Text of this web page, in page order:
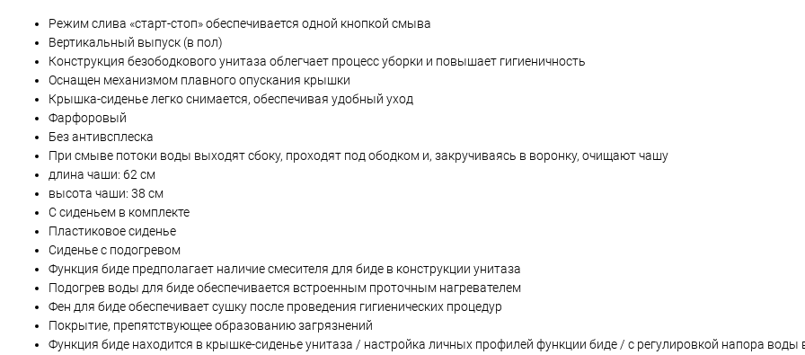
Режим слива «старт-стоп» обеспечивается одной кнопкой смыва
Вертикальный выпуск (в пол)
Конструкция безободкового унитаза облегчает процесс уборки и повышает гигиеничность
Оснащен механизмом плавного опускания крышки
Крышка-сиденье легко снимается, обеспечивая удобный уход
Фарфоровый
Без антивсплеска
При смыве потоки воды выходят сбоку, проходят под ободком и, закручиваясь в воронку, очищают чашу
длина чаши: 62 см
высота чаши: 38 см
С сиденьем в комплекте
Пластиковое сиденье
Сиденье с подогревом
Функция биде предполагает наличие смесителя для биде в конструкции унитаза
Подогрев воды для биде обеспечивается встроенным проточным нагревателем
Фен для биде обеспечивает сушку после проведения гигиенических процедур
Покрытие, препятствующее образованию загрязнений
Функция биде находится в крышке-сиденье унитаза / настройка личных профилей функции биде / с регулировкой напора воды